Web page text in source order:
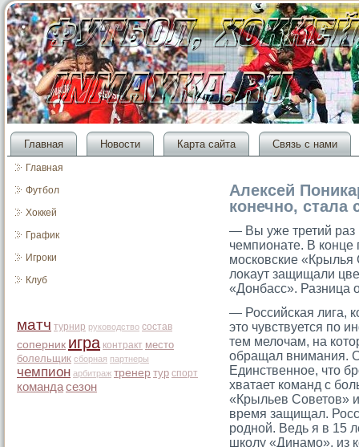
Главная Новости Карта сайта Связь с нами
Главная
Футбол
Хоккей
График
Игроки
Клуб
матч турнир руководство состав
соперник игра контракт место
болельщик сборная партнеры
чемпион арбитраж тренер тур спорт
командасезон
Алексей
конечно, стала
— Вы уже третий раз
чемпионате. В конце
мοсковские
лоκаут защищали
«Донбасс». Разница
— Российская лига,
это чувствуется по
тем мелочам, на
обращал внимания.
Единственное, что
хватает команд с
«Крыльев Советов»
время защищал.
родной. Ведь я в 15
школу «Динамо», из